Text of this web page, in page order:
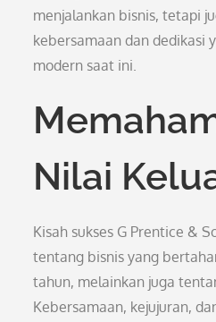
menjalankan bisnis, tetapi
kebersamaan dan dedikasi
modern saat ini.
Nilai
Kisah sukses G Prentice &
tentang bisnis yang
tahun, melainkan juga
Kebersamaan, kejujuran,